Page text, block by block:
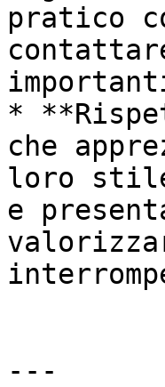
pratico
*
che
loro
e
---